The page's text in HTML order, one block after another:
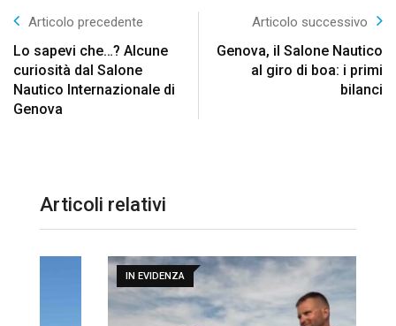
Articolo precedente
Lo sapevi che…? Alcune
curiosità dal Salone
Nautico Internazionale di
Genova
Articolo successivo
Genova, il Salone Nautico
al giro di boa: i primi
bilanci
Articoli relativi
IN EVIDENZA